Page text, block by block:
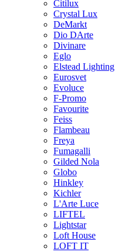
Citilux
Crystal Lux
DeMarkt
Dio DArte
Divinare
Eglo
Elstead Lighting
Eurosvet
Evoluce
F-Promo
Favourite
Feiss
Flambeau
Freya
Fumagalli
Gilded Nola
Globo
Hinkley
Kichler
L'Arte Luce
LIFTEL
Lightstar
Loft House
LOFT IT